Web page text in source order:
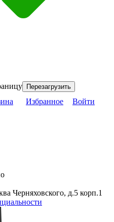
Перезагрузить
Избранное Войти
Черняховского, д.5 корп.1